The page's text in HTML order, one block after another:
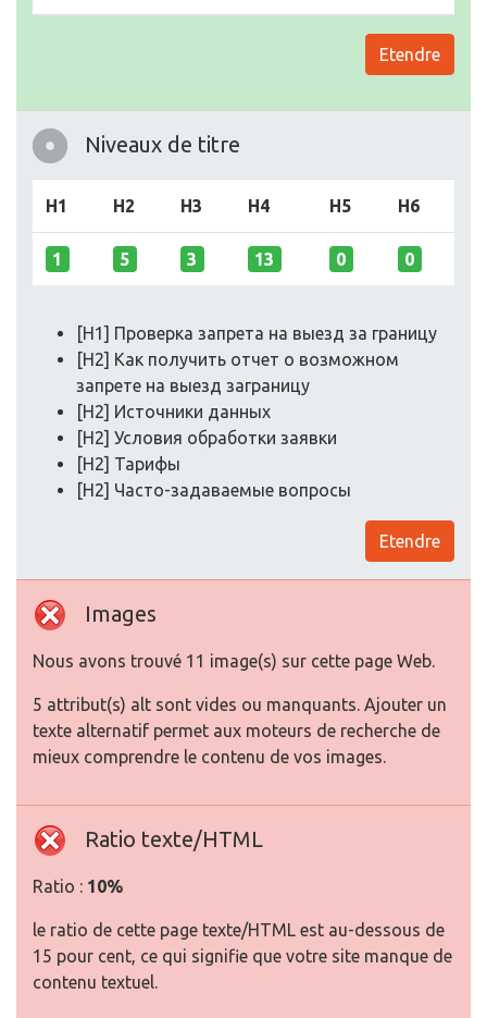
Etendre
Niveaux de titre
H1 H2 H3 H4 H5 H6
1 5 3 13 0 0
[H1] Проверка запрета на выезд за границу
[H2] Как получить отчет о возможном
запрете на выезд заграницу
[H2] Источники данных
[H2] Условия обработки заявки
[H2] Тарифы
[H2] Часто-задаваемые вопросы
Etendre
Images
Nous avons trouvé 11 image(s) sur cette page Web.
5 attribut(s) alt sont vides ou manquants. Ajouter un
texte alternatif permet aux moteurs de recherche de
mieux comprendre le contenu de vos images.
Ratio texte/HTML
Ratio : 10%
le ratio de cette page texte/HTML est au-dessous de
15 pour cent, ce qui signifie que votre site manque de
contenu textuel.